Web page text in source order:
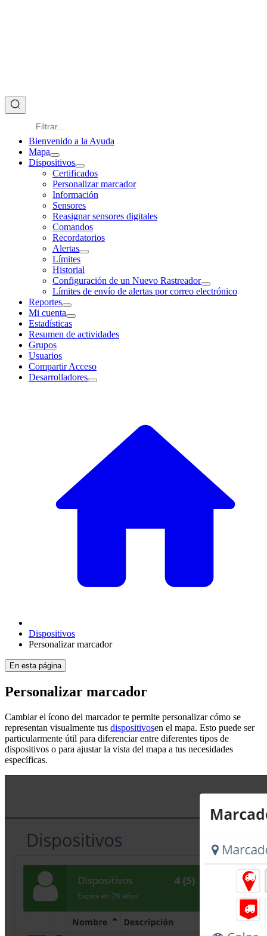
Bienvenido a la Ayuda
Mapa
Dispositivos
Certificados
Personalizar marcador
Información
Sensores
Reasignar sensores digitales
Comandos
Recordatorios
Alertas
Límites
Historial
Configuración de un Nuevo Rastreador
Límites de envío de alertas por correo electrónico
Reportes
Mi cuenta
Estadísticas
Resumen de actividades
Grupos
Usuarios
Compartir Acceso
Desarrolladores
Dispositivos
Personalizar marcador
En esta página
Personalizar marcador
Cambiar el ícono del marcador te permite personalizar cómo se
representan visualmente tus dispositivosen el mapa. Esto puede ser
particularmente útil para diferenciar entre diferentes tipos de
dispositivos o para ajustar la vista del mapa a tus necesidades
específicas.